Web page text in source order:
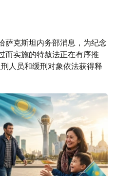
萨克斯坦内务部消息，为纪念
而实施的特赦法正在有序推
人员和缓刑对象依法获得释